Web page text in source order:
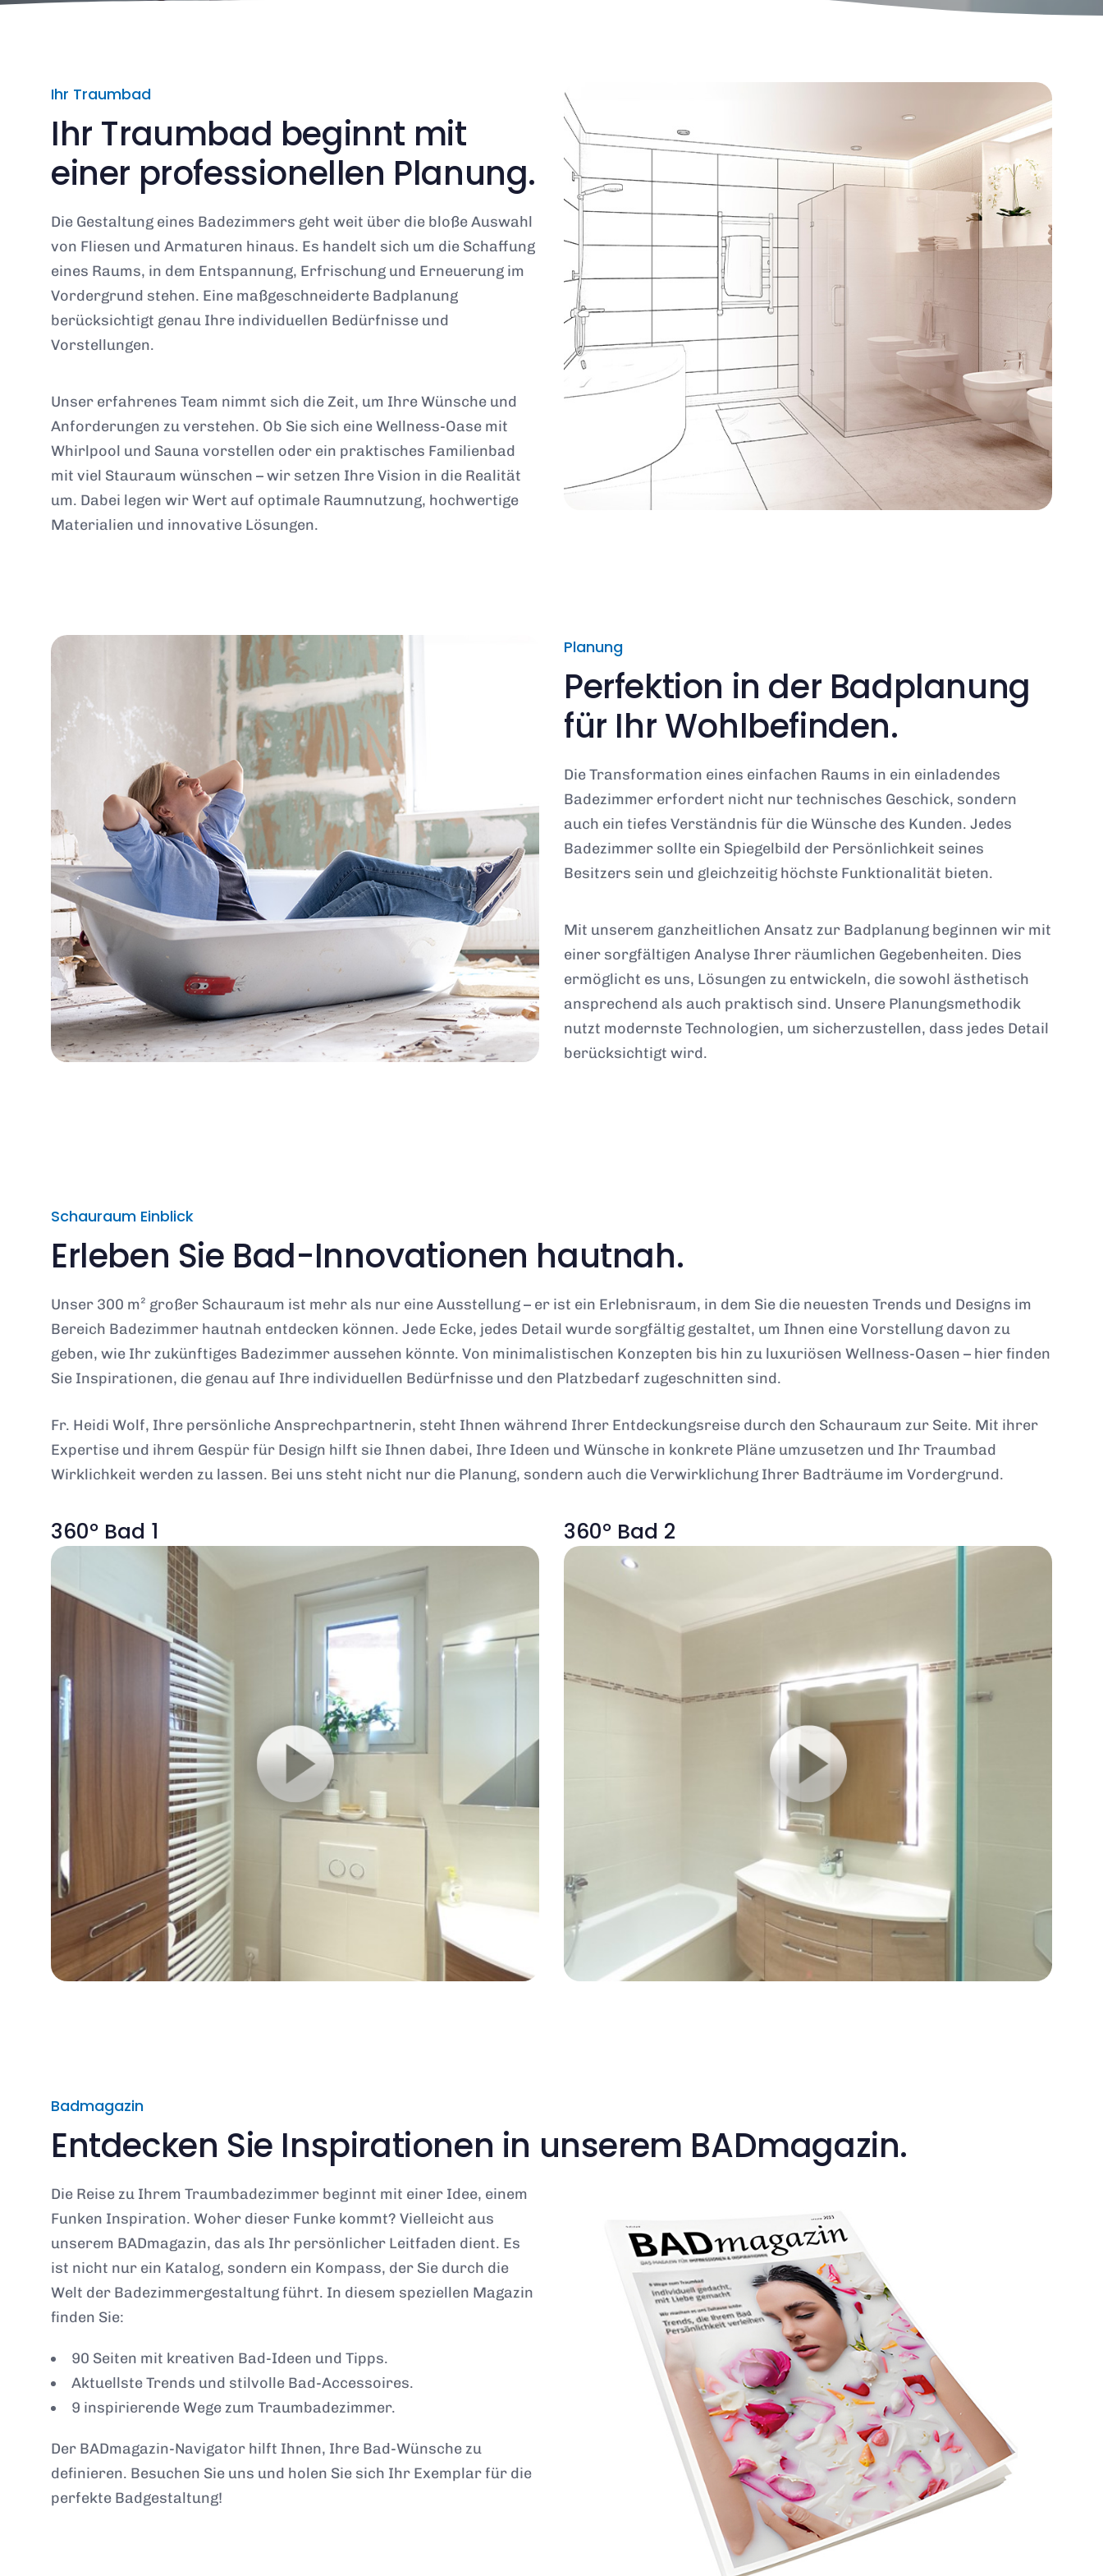
Ihr Traumbad
Ihr Traumbad beginnt mit
einer professionellen Planung.
Die Gestaltung eines Badezimmers geht weit über die bloße Auswahl
von Fliesen und Armaturen hinaus. Es handelt sich um die Schaffung
eines Raums, in dem Entspannung, Erfrischung und Erneuerung im
Vordergrund stehen. Eine maßgeschneiderte Badplanung
berücksichtigt genau Ihre individuellen Bedürfnisse und
Vorstellungen.
Unser erfahrenes Team nimmt sich die Zeit, um Ihre Wünsche und
Anforderungen zu verstehen. Ob Sie sich eine Wellness-Oase mit
Whirlpool und Sauna vorstellen oder ein praktisches Familienbad
mit viel Stauraum wünschen – wir setzen Ihre Vision in die Realität
um. Dabei legen wir Wert auf optimale Raumnutzung, hochwertige
Materialien und innovative Lösungen.
Planung
Perfektion in der Badplanung
für Ihr Wohlbefinden.
Die Transformation eines einfachen Raums in ein einladendes
Badezimmer erfordert nicht nur technisches Geschick, sondern
auch ein tiefes Verständnis für die Wünsche des Kunden. Jedes
Badezimmer sollte ein Spiegelbild der Persönlichkeit seines
Besitzers sein und gleichzeitig höchste Funktionalität bieten.
Mit unserem ganzheitlichen Ansatz zur Badplanung beginnen wir mit
einer sorgfältigen Analyse Ihrer räumlichen Gegebenheiten. Dies
ermöglicht es uns, Lösungen zu entwickeln, die sowohl ästhetisch
ansprechend als auch praktisch sind. Unsere Planungsmethodik
nutzt modernste Technologien, um sicherzustellen, dass jedes Detail
berücksichtigt wird.
Schauraum Einblick
Erleben Sie Bad-Innovationen hautnah.
Unser 300 m² großer Schauraum ist mehr als nur eine Ausstellung – er ist ein Erlebnisraum, in dem Sie die neuesten Trends und Designs im
Bereich Badezimmer hautnah entdecken können. Jede Ecke, jedes Detail wurde sorgfältig gestaltet, um Ihnen eine Vorstellung davon zu
geben, wie Ihr zukünftiges Badezimmer aussehen könnte. Von minimalistischen Konzepten bis hin zu luxuriösen Wellness-Oasen – hier finden
Sie Inspirationen, die genau auf Ihre individuellen Bedürfnisse und den Platzbedarf zugeschnitten sind.
Fr. Heidi Wolf, Ihre persönliche Ansprechpartnerin, steht Ihnen während Ihrer Entdeckungsreise durch den Schauraum zur Seite. Mit ihrer
Expertise und ihrem Gespür für Design hilft sie Ihnen dabei, Ihre Ideen und Wünsche in konkrete Pläne umzusetzen und Ihr Traumbad
Wirklichkeit werden zu lassen. Bei uns steht nicht nur die Planung, sondern auch die Verwirklichung Ihrer Badträume im Vordergrund.
360° Bad 1 360° Bad 2
Badmagazin
Entdecken Sie Inspirationen in unserem BADmagazin.
Die Reise zu Ihrem Traumbadezimmer beginnt mit einer Idee, einem
Funken Inspiration. Woher dieser Funke kommt? Vielleicht aus
unserem BADmagazin, das als Ihr persönlicher Leitfaden dient. Es
ist nicht nur ein Katalog, sondern ein Kompass, der Sie durch die
Welt der Badezimmergestaltung führt. In diesem speziellen Magazin
finden Sie:
90 Seiten mit kreativen Bad-Ideen und Tipps.
Aktuellste Trends und stilvolle Bad-Accessoires.
9 inspirierende Wege zum Traumbadezimmer.
Der BADmagazin-Navigator hilft Ihnen, Ihre Bad-Wünsche zu
definieren. Besuchen Sie uns und holen Sie sich Ihr Exemplar für die
perfekte Badgestaltung!